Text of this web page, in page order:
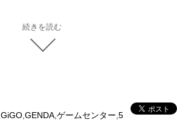
続きを読む
GiGO GENDA ゲームセンター 5